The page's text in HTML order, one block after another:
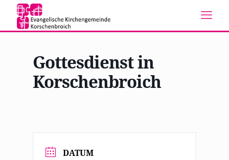
Gottesdienst in
Korschenbroich
DATUM